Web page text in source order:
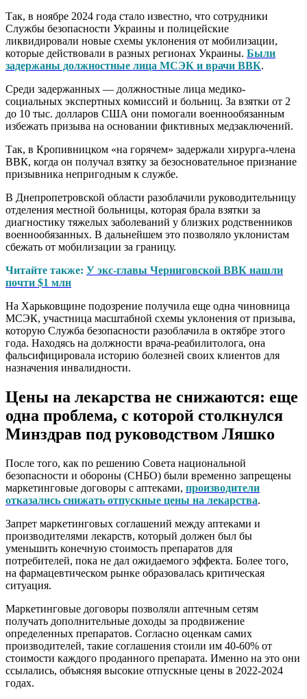
Так, в ноябре 2024 года стало известно, что сотрудники
Службы безопасности Украины и полицейские
ликвидировали новые схемы уклонения от мобилизации,
которые действовали в разных регионах Украины. Были
задержаны должностные лица МСЭК и врачи ВВК.
Среди задержанных — должностные лица медико-
социальных экспертных комиссий и больниц. За взятки от 2
до 10 тыс. долларов США они помогали военнообязанным
избежать призыва на основании фиктивных медзаключений.
Так, в Кропивницком «на горячем» задержали хирурга-члена
ВВК, когда он получал взятку за безосновательное признание
призывника непригодным к службе.
В Днепропетровской области разоблачили руководительницу
отделения местной больницы, которая брала взятки за
диагностику тяжелых заболеваний у близких родственников
военнообязанных. В дальнейшем это позволяло уклонистам
сбежать от мобилизации за границу.
Читайте также: У экс-главы Черниговской ВВК нашли
почти $1 млн
На Харьковщине подозрение получила еще одна чиновница
МСЭК, участница масштабной схемы уклонения от призыва,
которую Служба безопасности разоблачила в октябре этого
года. Находясь на должности врача-реабилитолога, она
фальсифицировала историю болезней своих клиентов для
назначения инвалидности.
Цены на лекарства не снижаются: еще
одна проблема, с которой столкнулся
Минздрав под руководством Ляшко
После того, как по решению Совета национальной
безопасности и обороны (СНБО) были временно запрещены
маркетинговые договоры с аптеками, производители
отказались снижать отпускные цены на лекарства.
Запрет маркетинговых соглашений между аптеками и
производителями лекарств, который должен был бы
уменьшить конечную стоимость препаратов для
потребителей, пока не дал ожидаемого эффекта. Более того,
на фармацевтическом рынке образовалась критическая
ситуация.
Маркетинговые договоры позволяли аптечным сетям
получать дополнительные доходы за продвижение
определенных препаратов. Согласно оценкам самих
производителей, такие соглашения стоили им 40-60% от
стоимости каждого проданного препарата. Именно на это они
ссылались, объясняя высокие отпускные цены в 2022-2024
годах.